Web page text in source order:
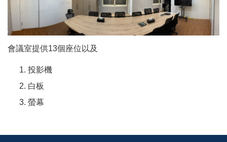
會議室提供13個座位以及
投影機
白板
螢幕